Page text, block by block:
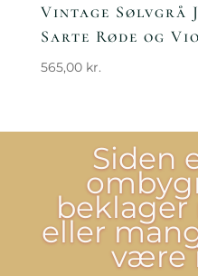
Vintage Sølvgrå
Sarte Røde og
565,00 kr.
Siden
eller
være